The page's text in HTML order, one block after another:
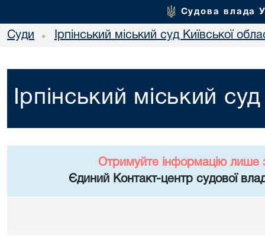
Судова влада
Суди • Ірпінський міський суд Київської
Ірпінський міський
Отримуйте інформацію лише
Єдиний Контакт-центр судової